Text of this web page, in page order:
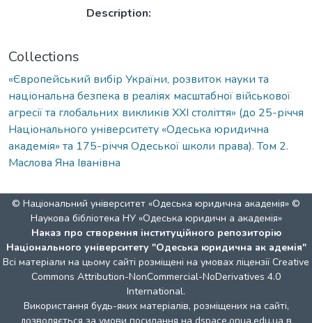
Description:
Collections
«Європейський вибір України, розвиток науки та
національна безпека в реаліях масштабної військової
агресії та глобальних викликів ХХІ століття» (до 25-річчя
Національного університету «Одеська юридична
академія» та 175-річчя Одеської школи права). Том 2.
Маслова Яна Іванівна
© Національний університет «Одеська юридична академія» ©
Наукова бібліотека НУ «Одеська юридичн а академія»
Наказ про створення інституційного репозиторію
Національного університету "Одеська юридична ак адемія"
Всі матеріали на цьому сайті розміщені на умовах ліцензії Creative
Commons Attribution-NonCommercial-NoDerivatives 4.0
International.
Використання будь-яких матеріалів, розміщених на сайті,